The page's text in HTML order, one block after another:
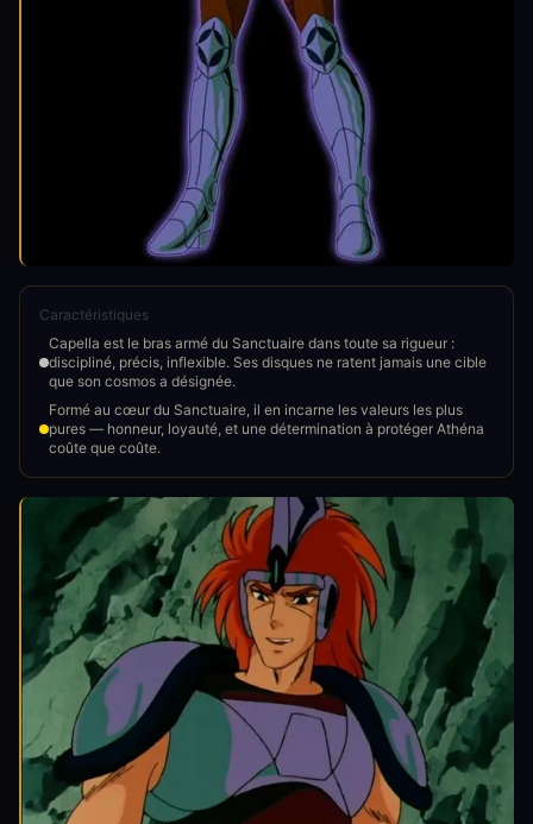
Caractéristiques
Capella est le bras armé du Sanctuaire dans toute sa rigueur :
discipliné, précis, inflexible. Ses disques ne ratent jamais une cible
que son cosmos a désignée.
Formé au cœur du Sanctuaire, il en incarne les valeurs les plus
pures — honneur, loyauté, et une détermination à protéger Athéna
coûte que coûte.